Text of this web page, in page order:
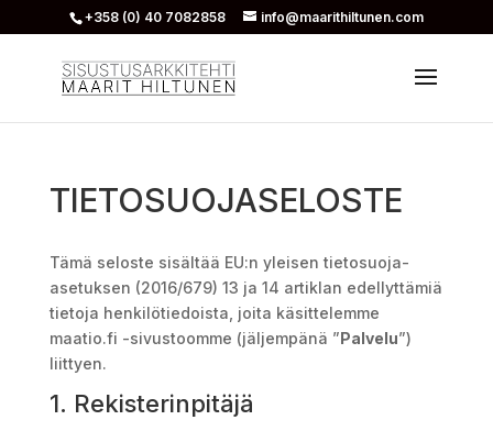
+358 (0) 40 7082858 info@maarithiltunen.com
TIETOSUOJASELOSTE
Tämä seloste sisältää EU:n yleisen tietosuoja-
asetuksen (2016/679) 13 ja 14 artiklan edellyttämiä
tietoja henkilötiedoista, joita käsittelemme
maatio.fi -sivustoomme (jäljempänä ”Palvelu”)
liittyen.
1. Rekisterinpitäjä